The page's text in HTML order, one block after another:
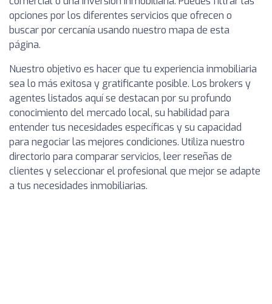
opciones por los diferentes servicios que ofrecen o
buscar por cercanía usando nuestro mapa de esta
página.
Nuestro objetivo es hacer que tu experiencia inmobiliaria
sea lo más exitosa y gratificante posible. Los brokers y
agentes listados aquí se destacan por su profundo
conocimiento del mercado local, su habilidad para
entender tus necesidades específicas y su capacidad
para negociar las mejores condiciones. Utiliza nuestro
directorio para comparar servicios, leer reseñas de
clientes y seleccionar el profesional que mejor se adapte
a tus necesidades inmobiliarias.